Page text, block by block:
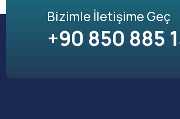
Bizimle İletişime Geç
+90 850 885